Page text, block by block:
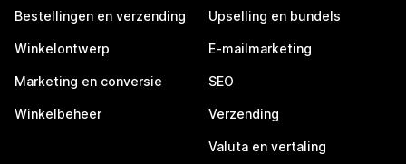
Bestellingen en verzending
Winkelontwerp
Marketing en conversie
Winkelbeheer
Upselling en bundels
E-mailmarketing
SEO
Verzending
Valuta en vertaling